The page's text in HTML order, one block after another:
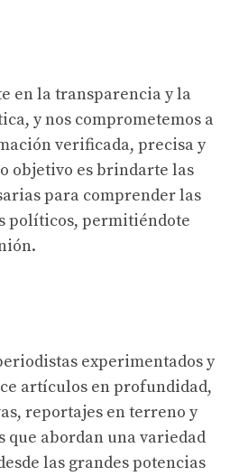
en la transparencia y la
y nos comprometemos a
verificada, precisa y
objetivo es brindarte las
para comprender las
políticos, permitiéndote
experimentados y
artículos en profundidad,
reportajes en terreno y
que abordan una variedad
las grandes potencias